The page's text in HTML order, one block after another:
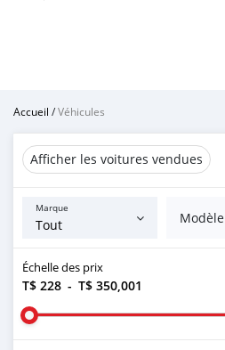
Accueil /Véhicules
Afficher les voitures vendues
Marque
Modèle
Échelle des prix
T$ 228 - T$ 350,001